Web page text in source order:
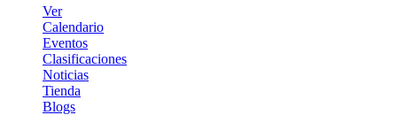
Ver
Calendario
Eventos
Clasificaciones
Noticias
Tienda
Blogs